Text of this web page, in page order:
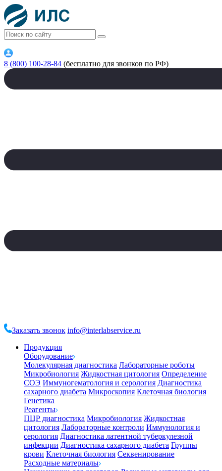
8 (800) 100-28-84 (бесплатно для звонков по РФ)
Заказать звонок info@interlabservice.ru
Продукция
Оборудование
Молекулярная диагностика Лабораторные роботы
Микробиология Жидкостная цитология Определение
СОЭ Иммуногематология и серология Диагностика
сахарного диабета Микроскопия Клеточная биология
Генетика
Реагенты
ПЦР диагностика Микробиология Жидкостная
цитология Лабораторные контроли Иммунология и
серология Диагностика латентной туберкулезной
инфекции Диагностика сахарного диабета Группы
крови Клеточная биология Секвенирование
Расходные материалы